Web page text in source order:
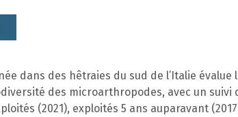
dans des hêtraies du sud de l’Italie
des microarthropodes, avec un
(2021), exploités 5 ans auparavant